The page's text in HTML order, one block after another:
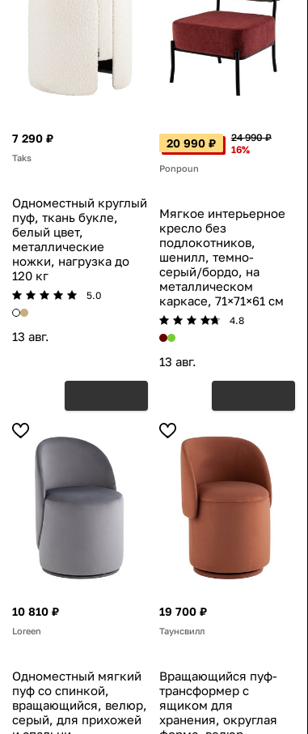
7 290 ₽
Taks
Одноместный круглый
пуф, ткань букле,
белый цвет,
металлические
ножки, нагрузка до
120 кг
5.0
13 авг.
20 990 ₽
24 990 ₽
16%
Ponpoun
Мягкое интерьерное
кресло без
подлокотников,
шенилл, темно-
серый/бордо, на
металлическом
каркасе, 71×71×61 см
4.8
13 авг.
10 810 ₽
Loreen
Одноместный мягкий
пуф со спинкой,
вращающийся, велюр,
серый, для прихожей
19 700 ₽
Таунсвилл
Вращающийся пуф-
трансформер с
ящиком для
хранения, округлая